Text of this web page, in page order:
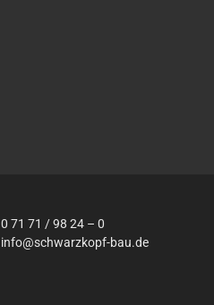
0 71 71 / 98 24 – 0
info@schwarzkopf-bau.de